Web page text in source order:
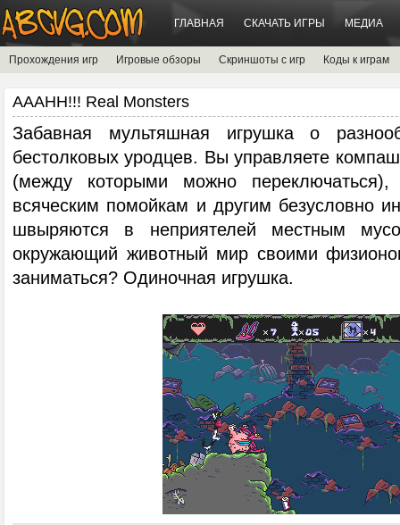
ГЛАВНАЯ СКАЧАТЬ ИГРЫ МЕДИА
Прохождения игр Игровые обзоры Скриншоты с игр Коды к играм
AAAHH!!! Real Monsters
Забавная мультяшная игрушка о
бестолковых уродцев. Вы управляете
(между которыми можно
всяческим помойкам и другим безусловно
швыряются в неприятелей местным
окружающий животный мир своими
заниматься? Одиночная игрушка.